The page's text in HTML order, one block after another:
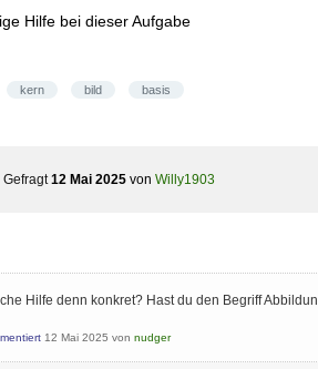
Hilfe bei dieser Aufgabe
kern bild basis
Gefragt 12 Mai 2025 von Willy1903
Hilfe denn konkret? Hast du den Begriff
12 Mai 2025 von nudger